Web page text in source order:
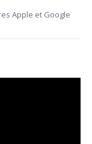
Apple et Google